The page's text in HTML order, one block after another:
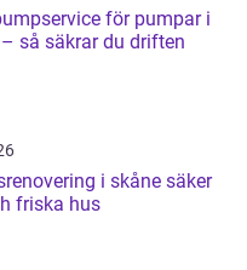
för pumpar i
så säkrar du driften
i skåne säker
friska hus